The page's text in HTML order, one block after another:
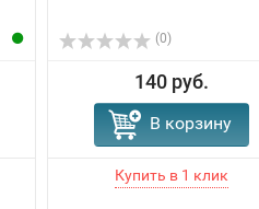
(0)
140 руб.
В корзину